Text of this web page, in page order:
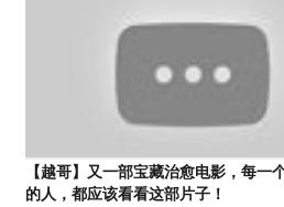
【越哥】又一部宝藏治愈电影，每一
的人，都应该看看这部片子！